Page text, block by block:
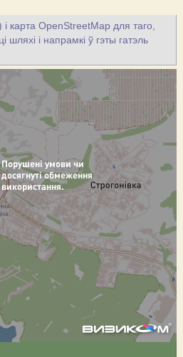
карта OpenStreetMap для таго,
і напрамкі ў гэты гатэль